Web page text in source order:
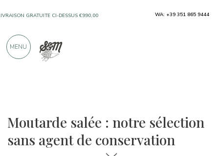
Moutarde salée : notre sélection
sans agent de conservation
GRATUITE CI-DESSUS €990,00
DES PRODUITS PROVENANT
FABRICANTS
WA: +39 351 865 9444
MENU